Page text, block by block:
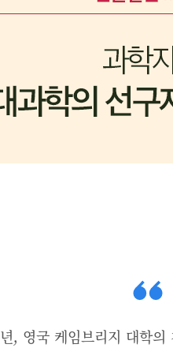
, 영국 케임브리지 대학의